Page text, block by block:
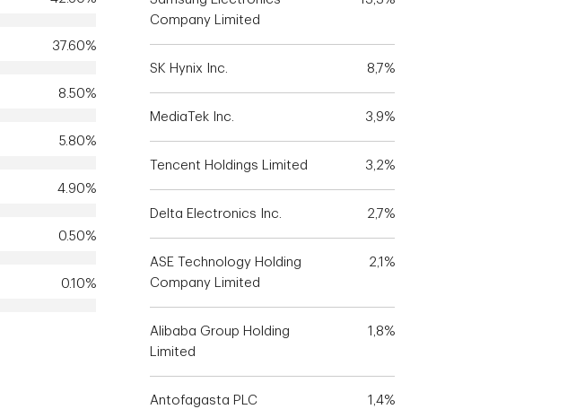
37.60%
8.50%
5.80%
4.90%
0.50%
0.10%
Company Limited
SK Hynix Inc. 8,7%
MediaTek Inc. 3,9%
Tencent Holdings Limited 3,2%
Delta Electronics Inc. 2,7%
ASE Technology Holding
Company Limited
2,1%
Alibaba Group Holding
Limited
1,8%
Antofagasta PLC 1,4%